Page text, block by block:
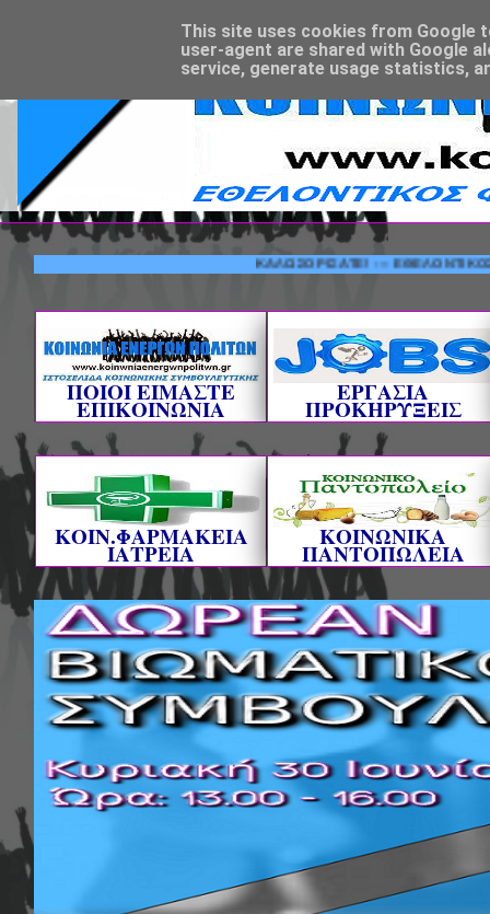
ΚΑΛΩΣΟΡΙΣΑΤΕ! --- ΕΘΕΛΟΝΤΙΚΟΣ
ΠΟΙΟΙ ΕΙΜΑΣΤΕ
ΕΠΙΚΟΙΝΩΝΙΑ
ΕΡΓΑΣΙΑ
ΠΡΟΚΗΡΥΞΕΙΣ
ΚΟΙΝ.ΦΑΡΜΑΚΕΙΑ
ΙΑΤΡΕΙΑ
ΚΟΙΝΩΝΙΚΑ
ΠΑΝΤΟΠΩΛΕΙΑ
This site uses cookies from Google
user-agent are shared with Google
service, generate usage statistics,